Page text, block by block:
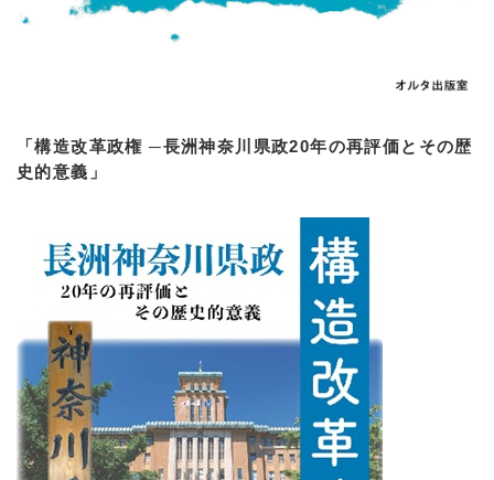
「構造改革政権 ─長洲神奈川県政20年の再評価とその歴
史的意義」